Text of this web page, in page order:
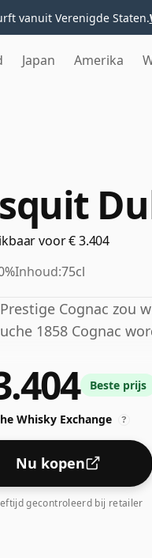
vanuit Verenigde Staten.
Japan Amerika
voor € 3.404
Inhoud:75cl
Cognac zou
1858 Cognac
Beste prijs
Whisky Exchange ?
Nu kopen
gecontroleerd bij retailer